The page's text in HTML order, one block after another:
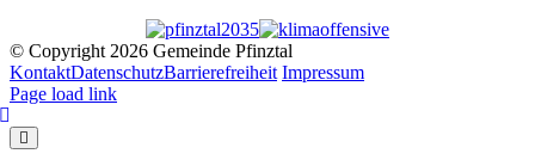
© Copyright 2026 Gemeinde Pfinztal
KontaktDatenschutzBarrierefreiheit Impressum
Page load link